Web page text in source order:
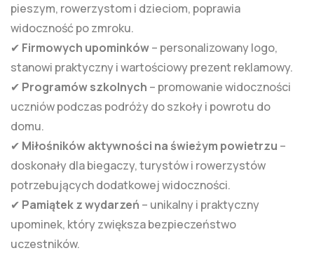
pieszym, rowerzystom i dzieciom, poprawia
widoczność po zmroku.
✔ Firmowych upominków– personalizowany logo,
stanowi praktyczny i wartościowy prezent reklamowy.
✔ Programów szkolnych – promowanie widoczności
uczniów podczas podróży do szkoły i powrotu do
domu.
✔ Miłośników aktywności na świeżym powietrzu –
doskonały dla biegaczy, turystów i rowerzystów
potrzebujących dodatkowej widoczności.
✔ Pamiątek z wydarzeń – unikalny i praktyczny
upominek, który zwiększa bezpieczeństwo
uczestników.